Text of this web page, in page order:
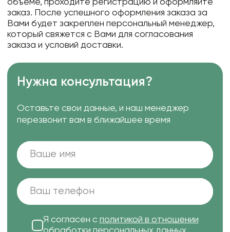
заказ. После успешного оформления заказа за
Вами будет закреплен персональный менеджер,
который свяжется с Вами для согласования
заказа и условий доставки.
Нужна консультация?
Оставьте свои данные, и наш менеджер
перезвонит вам в ближайшее время
Я согласен с политикой в отношении